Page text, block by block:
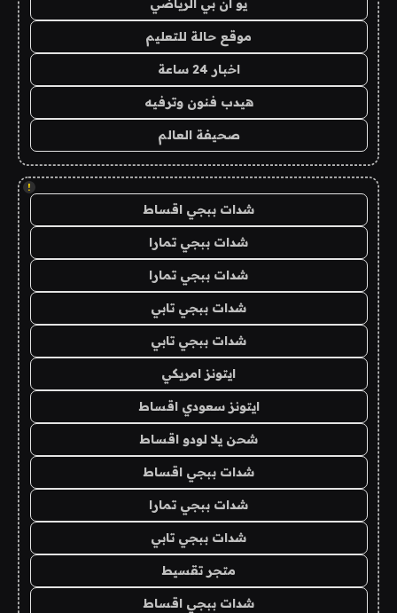
يو ان بي الرياضي
موقع حالة للتعليم
اخبار 24 ساعة
هيدب فنون وترفيه
صحيفة العالم
!
شدات ببجي اقساط
شدات ببجي تمارا
شدات ببجي تمارا
شدات ببجي تابي
شدات ببجي تابي
ايتونز امريكي
ايتونز سعودي اقساط
شحن يلا لودو اقساط
شدات ببجي اقساط
شدات ببجي تمارا
شدات ببجي تابي
متجر تقسيط
شدات ببجي اقساط